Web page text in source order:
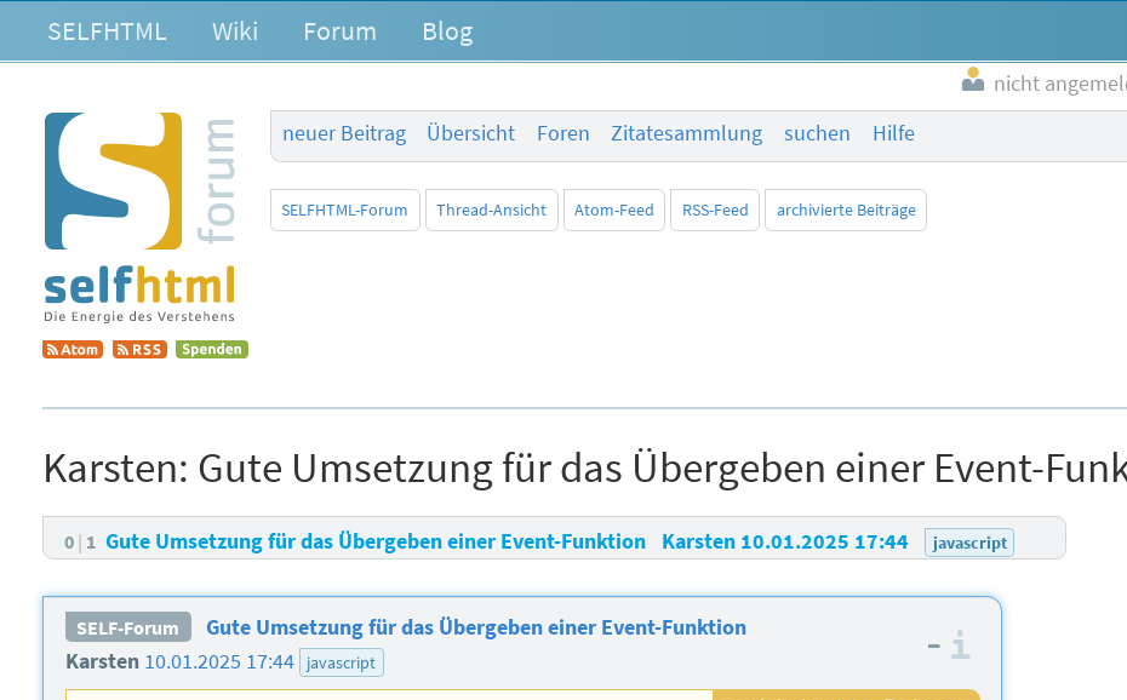
SELFHTML Wiki Forum Blog
nicht
neuer Beitrag
Übersicht Foren Zitatesammlung suchen Hilfe
SELFHTML-Forum Thread-Ansicht Atom-Feed RSS-Feed archivierte Beiträge
Karsten: Gute Umsetzung für das Übergeben einer Event-
0 1 Gute Umsetzung für das Übergeben einer Event-Funktion Karsten 10.01.2025 17:44 javascript
SELF-Forum
Gute Umsetzung für das Übergeben einer Event-Funktion
Karsten 10.01.2025 17:44 javascript –